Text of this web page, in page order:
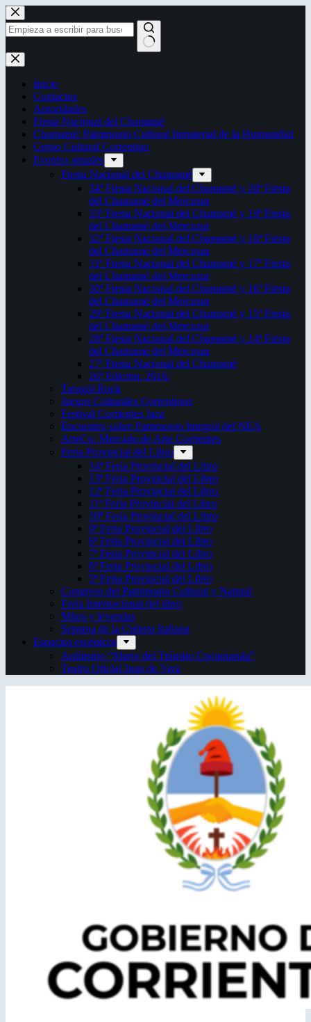
Saltar
al
contenido
Sin
resultados
Inicio
Contactos
Autoridades
Fiesta Nacional del Chamamé
Chamamé: Patrimonio Cultural Inmaterial de la Humanidad
Censo Cultural Correntino
Eventos anuales
Fiesta Nacional del Chamamé
34ª Fiesta Nacional del Chamamé y 20ª Fiesta
del Chamamé del Mercosur
33ª Fiesta Nacional del Chamamé y 19ª Fiesta
del Chamamé del Mercosur
32ª Fiesta Nacional del Chamamé y 18ª Fiesta
del Chamamé del Mercosur
31ª Fiesta Nacional del Chamamé y 17ª Fiesta
del Chamamé del Mercosur
30ª Fiesta Nacional del Chamamé y 16ª Fiesta
del Chamamé del Mercosur
29ª Fiesta Nacional del Chamamé y 15ª Fiesta
del Chamamé del Mercosur
28ª Fiesta Nacional del Chamamé y 14ª Fiesta
del Chamamé del Mercosur
27ª Fiesta Nacional del Chamamé
26ª Edición. 2016.
Taragüi Rock
Juegos Culturales Correntinos
Festival Corrientes Jazz
Encuentro sobre Patrimonio Integral del NEA
ArteCo. Mercado de Arte Corrientes
Feria Provincial del Libro
14ª Feria Provincial del Libro
13ª Feria Provincial del Libro
12ª Feria Provincial del Libro
11ª Feria Provincial del Libro
10ª Feria Provincial del Libro
9ª Feria Provincial del Libro
8ª Feria Provincial del Libro
7ª Feria Provincial del Libro
6ª Feria Provincial del Libro
5ª Feria Provincial del Libro
Congreso del Patrimonio Cultural y Natural
Feria Internacional del libro
Mitos y leyendas
Semana de la Cultura Italiana
Espacios escénicos
Anfiteatro “Mario del Tránsito Cocomarola”
Teatro Oficial Juan de Vera